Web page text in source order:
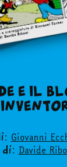
E IL
Giovanni
di: Davide